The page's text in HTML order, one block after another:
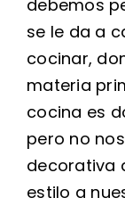
debemos
se le da a
cocinar,
materia
cocina es
pero no
decorativa
estilo a